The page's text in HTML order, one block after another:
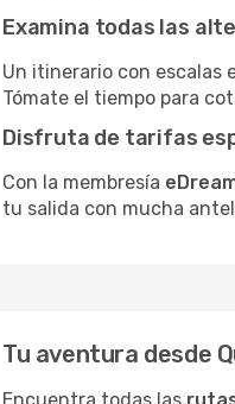
Examina todas las
Un itinerario con escalas
Tómate el tiempo para
Disfruta de tarifas
Con la membresía
tu salida con mucha
Tu aventura desde